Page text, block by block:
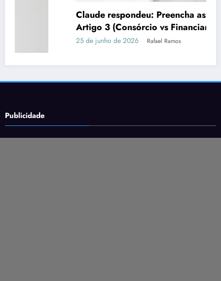
Claude respondeu: Preencha assim para o
Artigo 3 (Consórcio vs Financiamento)
25 de junho de 2026 Rafael Ramos
Publicidade